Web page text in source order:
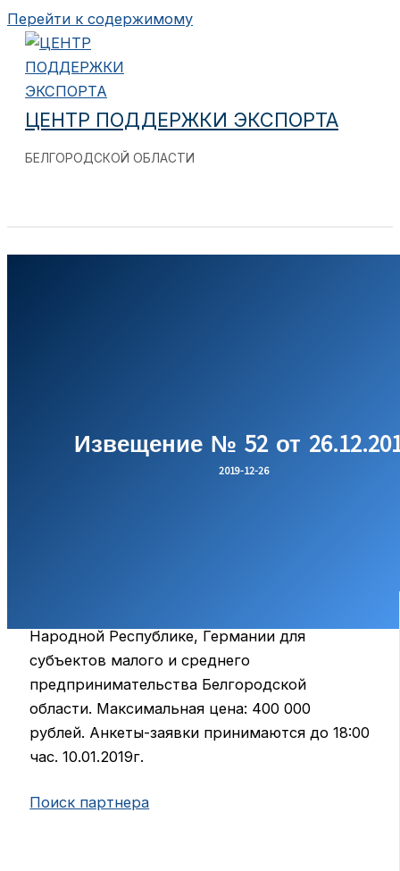
Перейти к содержимому
ЦЕНТР ПОДДЕРЖКИ ЭКСПОРТА
БЕЛГОРОДСКОЙ ОБЛАСТИ
Извещение № 52 от
2019-12-26
Народной Республике, Германии для
субъектов малого и среднего
предпринимательства Белгородской
области. Максимальная цена: 400 000
рублей. Анкеты-заявки принимаются до 18:00
час. 10.01.2019г.
Поиск партнера